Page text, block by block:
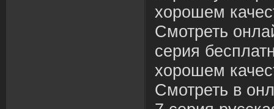
хорошем
Смотреть
серия
хорошем
Смотреть в